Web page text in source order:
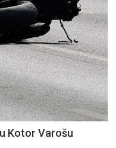
Kotor Varošu